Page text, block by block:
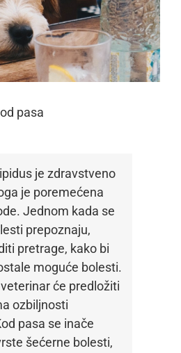
pasa
je zdravstveno
je poremećena
Jednom kada se
prepoznaju,
pretrage, kako bi
moguće bolesti.
će predložiti
ozbiljnosti
pasa se inače
šećerne bolesti,